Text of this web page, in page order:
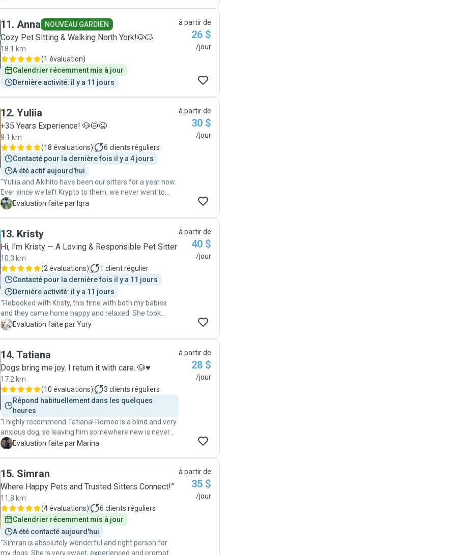
11. Anna NOUVEAU GARDIEN
Cozy Pet Sitting & Walking North York!🐶🐱
18.1 km
(1 évaluation)
Calendrier récemment mis à jour
Dernière activité: il y a 11 jours
à partir de
26 $
/jour
12. Yuliia
+35 Years Experience! 🐶🐱😉
9.1 km
(18 évaluations) 6 clients réguliers
Contacté pour la dernière fois il y a 4 jours
A été actif aujourd'hui
"Yuliia and Akihito have been our sitters for a year now.
Ever since we left Krypto to them, we never went to
another sitter! We followed them from Rover to this
updates. They make sure Krypto enjoys his time, takes
him on beaches, long walks, etc. we recommend them
to everyone 10/10"
I Evaluation faite par Iqra
à partir de
30 $
/jour
13. Kristy
Hi, I’m Kristy — A Loving & Responsible Pet Sitter
10.3 km
(2 évaluations) 1 client régulier
Contacté pour la dernière fois il y a 11 jours
Dernière activité: il y a 11 jours
"Rebooked with Kristy, this time with both my babies
and they came home happy and relaxed. She took
excellent care of them. 🐾"
Y Evaluation faite par Yury
à partir de
40 $
/jour
14. Tatiana
Dogs bring me joy. I return it with care. 🐶♥️
17.2 km
(10 évaluations) 3 clients réguliers
Répond habituellement dans les quelques
heures
"I highly recommend Tatiana! Romeo is a blind and very
anxious dog, so leaving him somewhere new is never
easy. She followed all the routines I shared and made
updates and photos shared. I’m very happy to have
found someone who takes care of him with the same
love and attention I do."
M Evaluation faite par Marina
à partir de
28 $
/jour
15. Simran
Where Happy Pets and Trusted Sitters Connect!”
11.8 km
(4 évaluations) 6 clients réguliers
Calendrier récemment mis à jour
A été contacté aujourd'hui
"Simran is absolutely wonderful and right person for
my dogs. She is very sweet, experienced and prompt
à partir de
35 $
/jour